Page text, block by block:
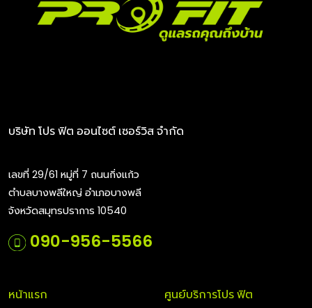
บริษัท โปร ฟิต ออนไซต์ เซอร์วิส จำกัด
เลขที่ 29/61 หมู่ที่ 7 ถนนกิ่งแก้ว
ตำบลบางพลีใหญ่ อำเภอบางพลี
จังหวัดสมุทรปราการ 10540
090-956-5566
หน้าแรก
ศูนย์บริการโปร ฟิต